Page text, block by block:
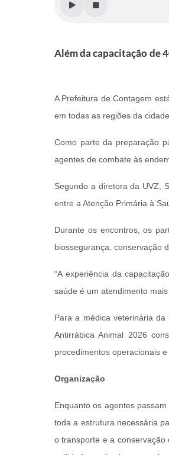
Além da capacitação de
A Prefeitura de Contagem
em todas as regiões da
Como parte da preparação
agentes de combate às
Segundo a diretora da UVZ,
entre a Atenção Primária à
Durante os encontros, os
biossegurança, conservação
“A experiência da
saúde é um atendimento
Para a médica veterinária
Antirrábica Animal 2026
procedimentos operacionais
Organização
Enquanto os agentes
toda a estrutura necessária
o transporte e a conservação